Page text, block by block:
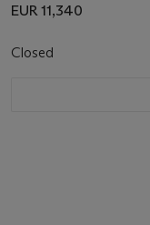
EUR 11,340
Closed